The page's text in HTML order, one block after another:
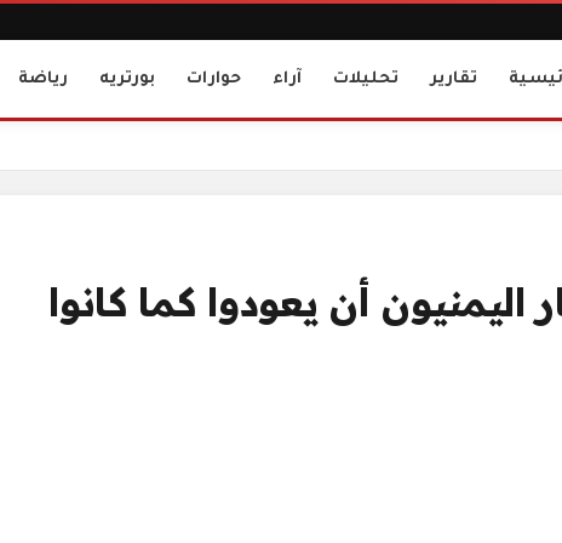
تقارير تحليلات آراء حوارات بورتريه رياضة
22 مايو 1990 اختار اليمنيون أن يعودوا كما كانوا